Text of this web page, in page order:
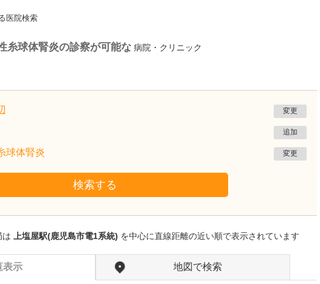
医院検索
糸球体腎炎の診察が可能な 病院・クリニック
変更
追加
球体腎炎 変更
検索する
は 上塩屋駅(鹿児島市電1系統) を中心に直線距離の近い順で表示されています
表示 地図で検索
滋賀県大津市
ぜぜ駅前ひふ科・形成外科クリニック
クリニックの特徴や、今後力を入れていきたい
治療について伺えますか。